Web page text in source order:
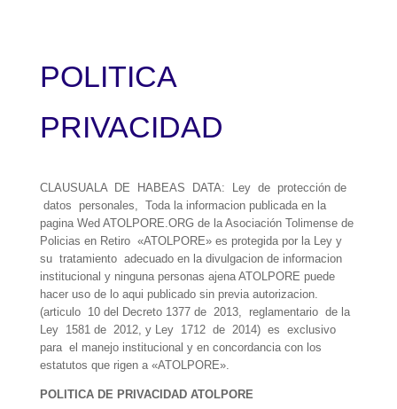
POLITICA
PRIVACIDAD
CLAUSUALA DE HABEAS DATA: Ley de protección de
datos personales, Toda la informacion publicada en la
pagina Wed ATOLPORE.ORG de la Asociación Tolimense de
Policias en Retiro «ATOLPORE» es protegida por la Ley y
su tratamiento adecuado en la divulgacion de informacion
institucional y ninguna personas ajena ATOLPORE puede
hacer uso de lo aqui publicado sin previa autorizacion.
(articulo 10 del Decreto 1377 de 2013, reglamentario de la
Ley 1581 de 2012, y Ley 1712 de 2014) es exclusivo
para el manejo institucional y en concordancia con los
estatutos que rigen a «ATOLPORE».
POLITICA DE PRIVACIDAD ATOLPORE